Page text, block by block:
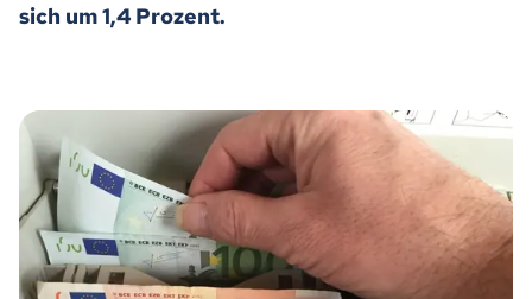
sich um 1,4 Prozent.